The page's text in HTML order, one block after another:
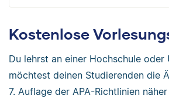
Kostenlose
Du lehrst an einer Hochschule oder
möchtest deinen Studierenden die
7. Auflage der APA-Richtlinien